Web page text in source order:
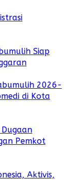
Siap
2026-
di Kota
Dugaan
Pemkot
Aktivis,